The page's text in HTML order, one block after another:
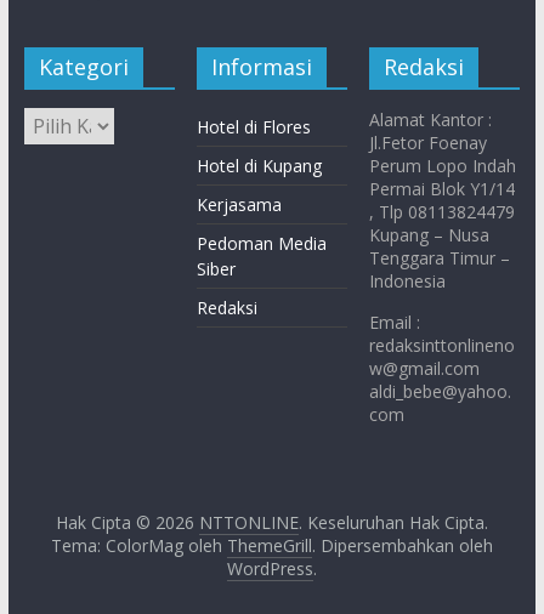
Kategori Informasi
Hotel di Flores
Hotel di Kupang
Kerjasama
Pedoman Media
Siber
Redaksi
Redaksi
Alamat Kantor :
Jl.Fetor Foenay
Perum Lopo Indah
Permai Blok Y1/14
, Tlp 08113824479
Kupang – Nusa
Tenggara Timur –
Indonesia
Email :
redaksinttonlineno
w@gmail.com
aldi_bebe@yahoo.
com
Hak Cipta © 2026 NTTONLINE. Keseluruhan Hak Cipta.
Tema: ColorMag oleh ThemeGrill. Dipersembahkan oleh
WordPress.